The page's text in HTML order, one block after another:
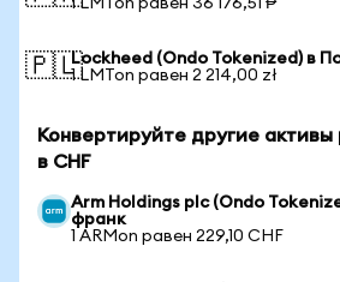
1 LMTon равен 36 176,51 ₱
🇵🇱Lockheed (Ondo Tokenized) в
1 LMTon равен 2 214,00 zł
Конвертируйте другие
в CHF
Arm Holdings plc (Ondo
франк
1 ARMon равен 229,10 CHF